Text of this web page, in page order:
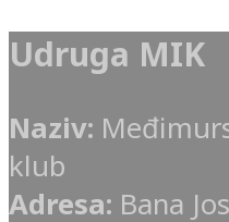
Udruga MIK
Naziv:
klub
Adresa: Bana